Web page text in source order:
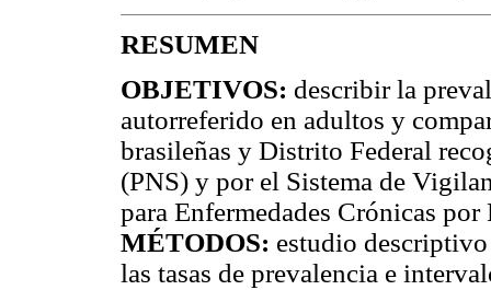
RESUMEN
OBJETIVOS: describir la
autorreferido en adultos y
brasileñas y Distrito Federal
(PNS) y por el Sistema de
para Enfermedades Crónicas
MÉTODOS: estudio
las tasas de prevalencia e